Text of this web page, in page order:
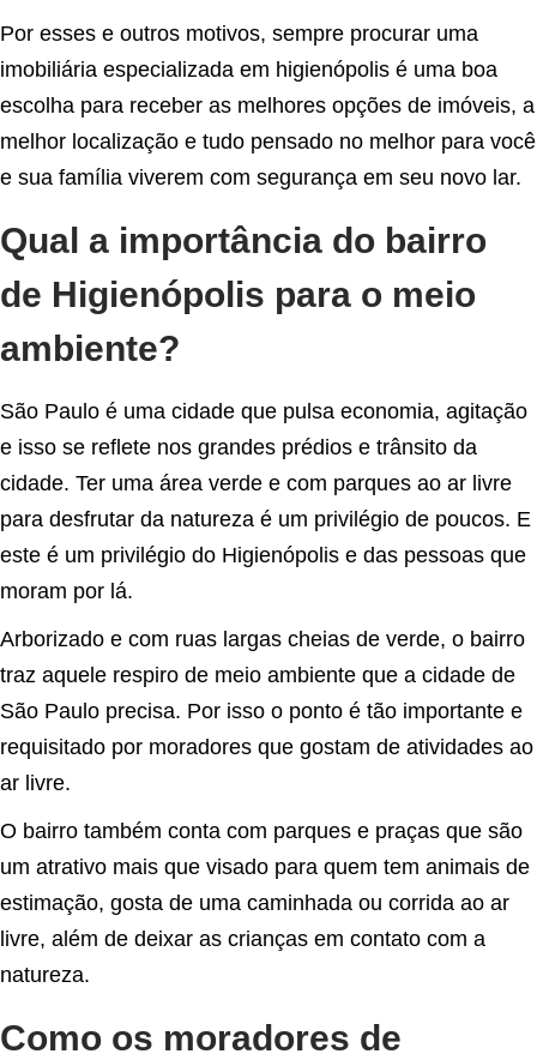
Por esses e outros motivos, sempre procurar uma
imobiliária especializada em higienópolis é uma boa
escolha para receber as melhores opções de imóveis, a
melhor localização e tudo pensado no melhor para você
e sua família viverem com segurança em seu novo lar.
Qual a importância do bairro
de Higienópolis para o meio
ambiente?
São Paulo é uma cidade que pulsa economia, agitação
e isso se reflete nos grandes prédios e trânsito da
cidade. Ter uma área verde e com parques ao ar livre
para desfrutar da natureza é um privilégio de poucos. E
este é um privilégio do Higienópolis e das pessoas que
moram por lá.
Arborizado e com ruas largas cheias de verde, o bairro
traz aquele respiro de meio ambiente que a cidade de
São Paulo precisa. Por isso o ponto é tão importante e
requisitado por moradores que gostam de atividades ao
ar livre.
O bairro também conta com parques e praças que são
um atrativo mais que visado para quem tem animais de
estimação, gosta de uma caminhada ou corrida ao ar
livre, além de deixar as crianças em contato com a
natureza.
Como os moradores de